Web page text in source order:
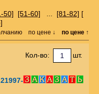
50] [51-60] [81-82] [
по цене ↓ по цене ↑
Кол-во: шт.